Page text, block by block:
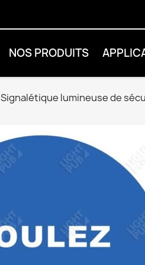
NOS PRODUITS
Signalétique lumineuse de